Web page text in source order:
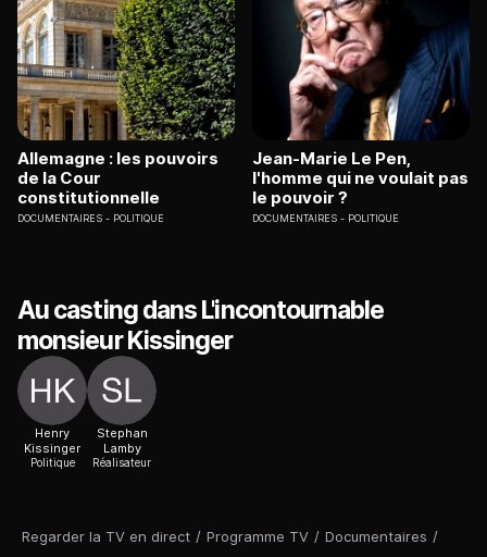
Regarder la TV en direct / Programme TV / Documentaires /
Allemagne : les pouvoirs
de la Cour
constitutionnelle
DOCUMENTAIRES POLITIQUE
Jean-Marie Le Pen,
l'homme qui ne voulait pas
le pouvoir ?
DOCUMENTAIRES POLITIQUE
Au casting dans L'incontournable
monsieur Kissinger
Henry
Kissinger
Politique
Stephan
Lamby
Réalisateur